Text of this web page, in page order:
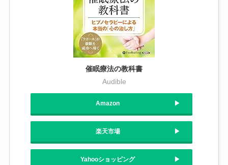
催眠療法の教科書
Audible
Amazon
楽天市場
Yahooショッピング